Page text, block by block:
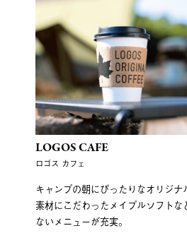
LOGOS CAFE
ロゴス カフェ
キャンプの朝にぴったりなオリジナ
素材にこだわったメイプルソフトな
ないメニューが充実。